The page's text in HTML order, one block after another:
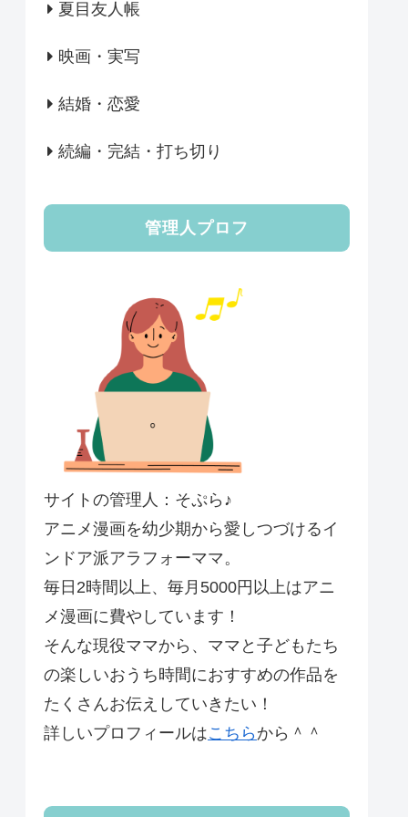
夏目友人帳
映画・実写
結婚・恋愛
続編・完結・打ち切り
管理人プロフ
サイトの管理人：そぷら♪
アニメ漫画を幼少期から愛しつづけるイ
ンドア派アラフォーママ。
毎日2時間以上、毎月5000円以上はアニ
メ漫画に費やしています！
そんな現役ママから、ママと子どもたち
の楽しいおうち時間におすすめの作品を
たくさんお伝えしていきたい！
詳しいプロフィールはこちら から＾＾